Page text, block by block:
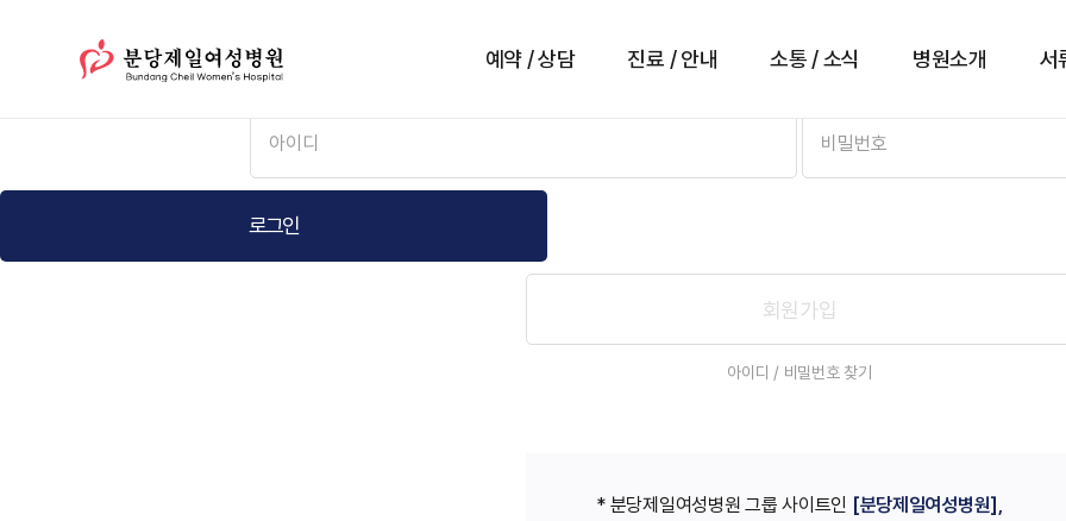
예약 / 상담 진료 / 안내 소통 / 소식 병원소개 서
로그인
로그인
회원가입
아이디 / 비밀번호 찾기
* 분당제일여성병원 그룹 사이트인 [분당제일여성병원],